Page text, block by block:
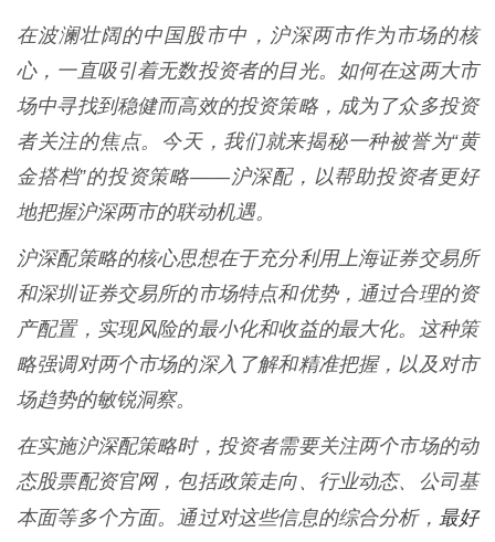
在波澜壮阔的中国股市中，沪深两市作为市场的核
心，一直吸引着无数投资者的目光。如何在这两大市
场中寻找到稳健而高效的投资策略，成为了众多投资
者关注的焦点。今天，我们就来揭秘一种被誉为“黄
金搭档”的投资策略——沪深配，以帮助投资者更好
地把握沪深两市的联动机遇。
沪深配策略的核心思想在于充分利用上海证券交易所
和深圳证券交易所的市场特点和优势，通过合理的资
产配置，实现风险的最小化和收益的最大化。这种策
略强调对两个市场的深入了解和精准把握，以及对市
场趋势的敏锐洞察。
在实施沪深配策略时，投资者需要关注两个市场的动
态股票配资官网，包括政策走向、行业动态、公司基
本面等多个方面。通过对这些信息的综合分析， 最好